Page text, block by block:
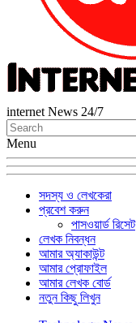
internet News 24/7
Menu
সদস্য ও লেখকেরা
প্রবেশ করুন
পাসওয়ার্ড রিসেট
লেখক নিবন্ধন
আমার অ্যাকাউন্ট
আমার প্রোফাইল
আমার লেখক বোর্ড
নতুন কিছু লিখুন